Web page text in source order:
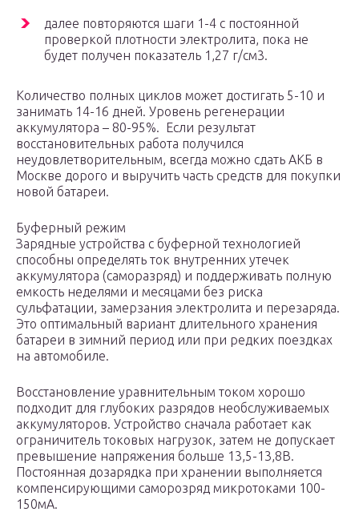
далее повторяются шаги 1-4 с постоянной
проверкой плотности электролита, пока не
будет получен показатель 1,27 г/см3.
Количество полных циклов может достигать 5-10 и
занимать 14-16 дней. Уровень регенерации
аккумулятора – 80-95%. Если результат
восстановительных работа получился
неудовлетворительным, всегда можно сдать АКБ в
Москве дорого и выручить часть средств для покупки
новой батареи.
Буферный режим
Зарядные устройства с буферной технологией
способны определять ток внутренних утечек
аккумулятора (саморазряд) и поддерживать полную
емкость неделями и месяцами без риска
сульфатации, замерзания электролита и перезаряда.
Это оптимальный вариант длительного хранения
батареи в зимний период или при редких поездках
на автомобиле.
Восстановление уравнительным током хорошо
подходит для глубоких разрядов необслуживаемых
аккумуляторов. Устройство сначала работает как
ограничитель токовых нагрузок, затем не допускает
превышение напряжения больше 13,5-13,8В.
Постоянная дозарядка при хранении выполняется
компенсирующими саморозряд микротоками 100-
150мА.